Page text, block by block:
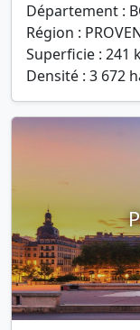
Département :
Région :
Superficie : 241
Densité : 3 672